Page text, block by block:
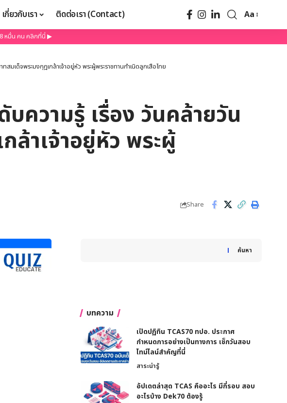
เกี่ยวกับเรา ติดต่อเรา (Contact) Aa
หมื่น คน คลิกที่นี่ ▶
เด็จพระมงกุฎเกล้าเจ้าอยู่หัว พระผู้พระราชทานกำเนิดลูกเสือไทย
ความรู้ เรื่อง วันคล้ายวัน
ล้าเจ้าอยู่หัว พระผู้
Share
ค้นหา
When autocomplete results are available use up and
บทความ
เปิดปฏิทิน TCAS70 ทปอ. ประกาศ
กำหนดการอย่างเป็นทางการ เช็กวันสอบ
ไทม์ไลน์สำคัญที่นี่
สาระน่ารู้
อัปเดตล่าสุด TCAS คืออะไร มีกี่รอบ สอบ
อะไรบ้าง Dek70 ต้องรู้